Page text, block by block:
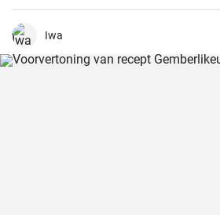
te bereiden en het resultaat is altijd heerlijk.
Iwa